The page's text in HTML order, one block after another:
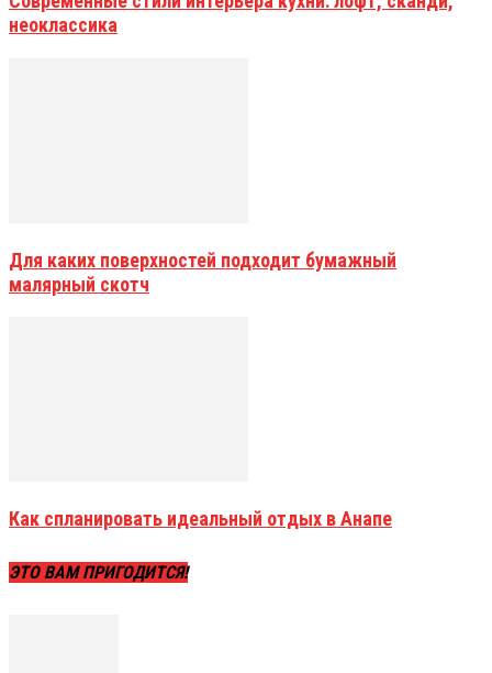
неоклассика
Для каких поверхностей подходит бумажный
малярный скотч
Как спланировать идеальный отдых в Анапе
ЭТО ВАМ ПРИГОДИТСЯ!